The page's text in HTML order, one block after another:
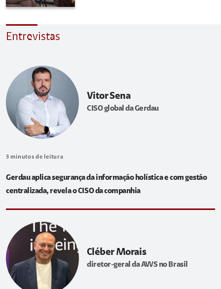
Entrevistas
Vitor Sena
CISO global da Gerdau
3 minutos de leitura
Gerdau aplica segurança da informação holística e com gestão
centralizada, revela o CISO da companhia
Cléber Morais
diretor-geral da AWS no Brasil